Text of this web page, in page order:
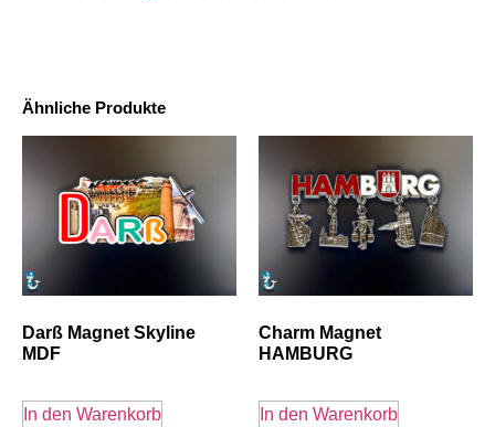
Ähnliche Produkte
Darß Magnet Skyline
MDF
In den Warenkorb
Charm Magnet
HAMBURG
In den Warenkorb